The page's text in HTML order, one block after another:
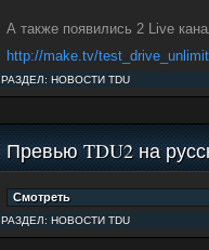
А также появились 2 Live
http://make.tv/
РАЗДЕЛ: НОВОСТИ TDU
Превью TDU2 на
РАЗДЕЛ: НОВОСТИ TDU